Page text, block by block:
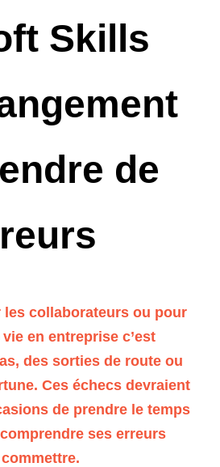
Skills
de
les collaborateurs ou pour
en entreprise c’est
des sorties de route ou
Ces échecs devraient
de prendre le temps
ses erreurs